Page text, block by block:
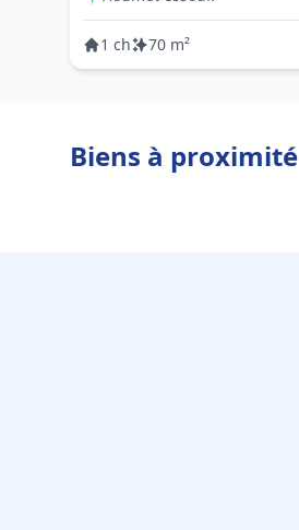
1 ch 70 m²
Biens à proximité